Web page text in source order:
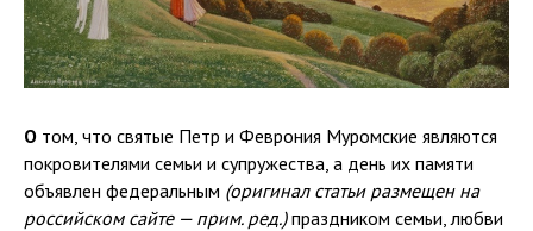
О том, что святые Петр и Феврония Муромские являются
покровителями семьи и супружества, а день их памяти
объявлен федеральным (оригинал статьи размещен на
российском сайте — прим. ред.)праздником семьи, любви